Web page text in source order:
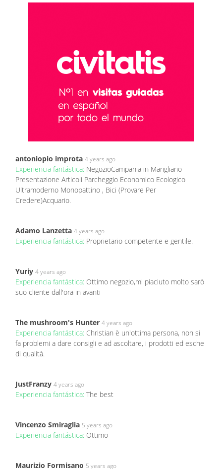
antoniopio improta 4 years ago
Experiencia fantástica: NegozioCampania in Marigliano
Presentazione Articoli Parcheggio Economico Ecologico
Ultramoderno Monopattino , Bici (Provare Per
Credere)Acquario.
Adamo Lanzetta 4 years ago
Experiencia fantástica: Proprietario competente e gentile.
Yuriy 4 years ago
Experiencia fantástica: Ottimo negozio,mi piaciuto molto sarò
suo cliente dall'ora in avanti
The mushroom's Hunter 4 years ago
Experiencia fantástica: Christian è un'ottima persona, non si
fa problemi a dare consigli e ad ascoltare, i prodotti ed esche
di qualità.
JustFranzy 4 years ago
Experiencia fantástica: The best
Vincenzo Smiraglia 5 years ago
Experiencia fantástica: Ottimo
Maurizio Formisano 5 years ago